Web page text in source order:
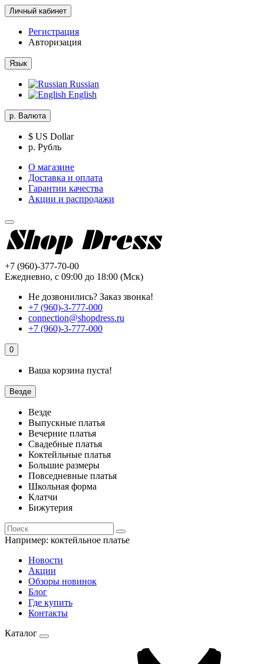
Личный кабинет
Регистрация
Авторизация
Язык
Russian
English
р. Валюта
$ US Dollar
р. Рубль
О магазине
Доставка и оплата
Гарантии качества
Акции и распродажи
+7 (960)-377-70-00
Ежедневно, с 09:00 до 18:00 (Мск)
Не дозвонились? Заказ звонка!
+7 (960)-3-777-000
connection@shopdress.ru
+7 (960)-3-777-000
0
Ваша корзина пуста!
Везде
Везде
Выпускные платья
Вечерние платья
Свадебные платья
Коктейльные платья
Большие размеры
Повседневные платья
Школьная форма
Клатчи
Бижутерия
Например: коктейльное платье
Новости
Акции
Обзоры новинок
Блог
Где купить
Контакты
Каталог